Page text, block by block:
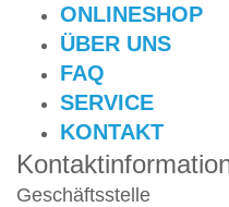
ONLINESHOP
ÜBER UNS
FAQ
SERVICE
KONTAKT
Geschäftsstelle